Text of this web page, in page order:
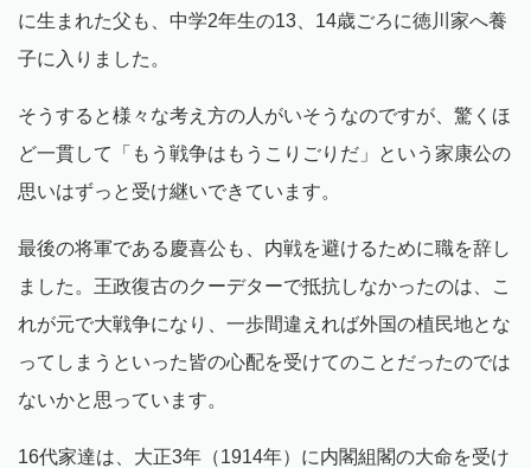
に生まれた父も、中学2年生の13、14歳ごろに徳川家へ養
子に入りました。
そうすると様々な考え方の人がいそうなのですが、驚くほ
ど一貫して「もう戦争はもうこりごりだ」という家康公の
思いはずっと受け継いできています。
最後の将軍である慶喜公も、内戦を避けるために職を辞し
ました。王政復古のクーデターで抵抗しなかったのは、こ
れが元で大戦争になり、一歩間違えれば外国の植民地とな
ってしまうといった皆の心配を受けてのことだったのでは
ないかと思っています。
16代家達は、大正3年（1914年）に内閣組閣の大命を受け